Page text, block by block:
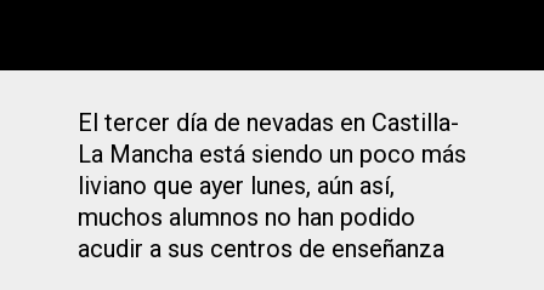
El tercer día de nevadas en Castilla-
La Mancha está siendo un poco más
liviano que ayer lunes, aún así,
muchos alumnos no han podido
acudir a sus centros de enseñanza